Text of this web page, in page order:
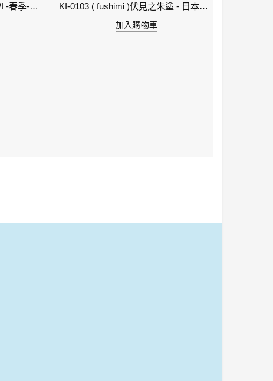
1-立春 Beginning of Spring IWI -春季-24節氣色澤鋼筆墨水
KI-0103 ( fushimi )伏見之朱塗 - 日本名牌京彩樽裝鋼筆墨水40ml
加入購物車